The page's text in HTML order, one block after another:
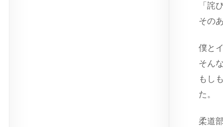
「詫
その
僕と
そん
もし
た。
柔道